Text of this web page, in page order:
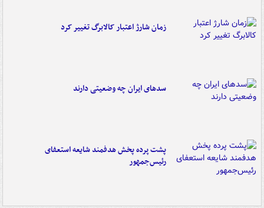
زمان شارژ اعتبار کالابرگ تغییر کرد
سدهای ایران چه وضعیتی دارند
پشت پرده پخش هدفمند شایعه استعفای
رئیس‌جمهور